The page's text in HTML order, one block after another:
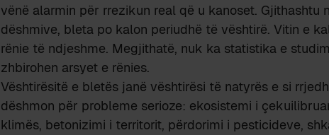
vënë alarmin për rrezikun real që u kanoset. Gjithashtu
dëshmive, bleta po kalon periudhë të vështirë. Vitin e
rënie të ndjeshme. Megjithatë, nuk ka statistika e
zhbirohen arsyet e rënies.
Vështirësitë e bletës janë vështirësi të natyrës e si
dëshmon për probleme serioze: ekosistemi i
klimës, betonizimi i territorit, përdorimi i pesticideve,